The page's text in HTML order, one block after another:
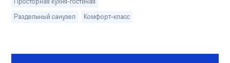
Раздельный санузел
Комфорт-класс